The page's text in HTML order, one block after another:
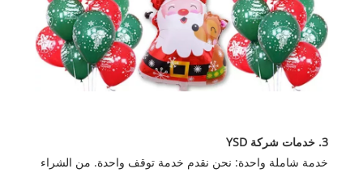
3. خدمات شركة YSD
خدمة شاملة واحدة: نحن نقدم خدمة توقف واحدة. من الشراء